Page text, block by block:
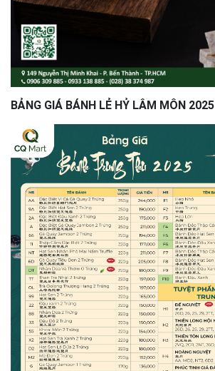
BẢNG GIÁ BÁNH LẺ HỶ LÂM MÔN 2025